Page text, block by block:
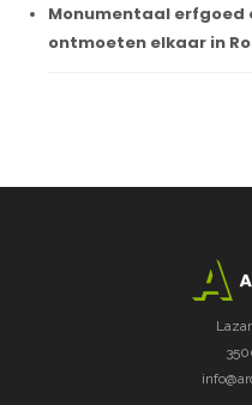
Monumentaal erfgoed
ontmoeten elkaar in